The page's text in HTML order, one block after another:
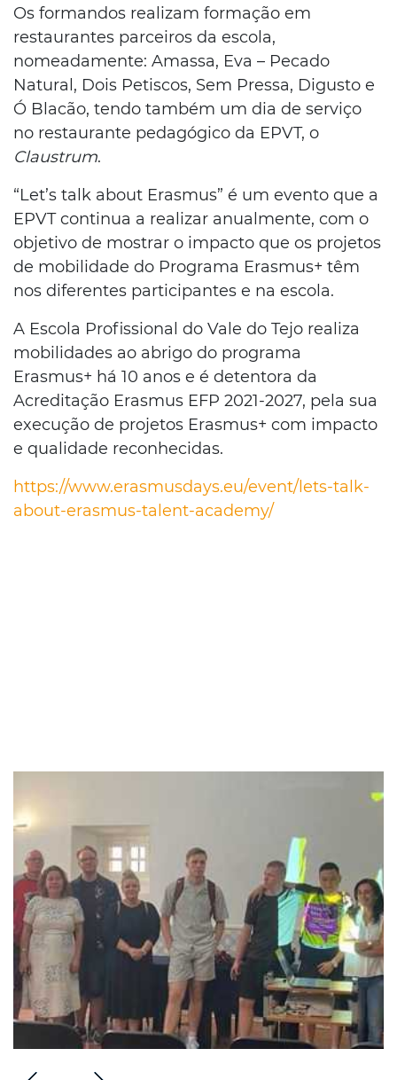
Os formandos realizam formação em
restaurantes parceiros da escola,
nomeadamente: Amassa, Eva – Pecado
Natural, Dois Petiscos, Sem Pressa, Digusto e
Ó Blacão, tendo também um dia de serviço
no restaurante pedagógico da EPVT, o
Claustrum.
“Let’s talk about Erasmus” é um evento que a
EPVT continua a realizar anualmente, com o
objetivo de mostrar o impacto que os projetos
de mobilidade do Programa Erasmus+ têm
nos diferentes participantes e na escola.
A Escola Profissional do Vale do Tejo realiza
mobilidades ao abrigo do programa
Erasmus+ há 10 anos e é detentora da
Acreditação Erasmus EFP 2021-2027, pela sua
execução de projetos Erasmus+ com impacto
e qualidade reconhecidas.
https://www.erasmusdays.eu/event/lets-talk-
about-erasmus-talent-academy/